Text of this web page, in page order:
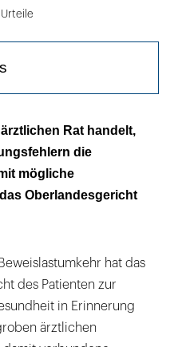
Urteile
Klinik eigenmächtig
Behandlungsfehler auf
Rat handelt,
die
mögliche
Oberlandesgericht
hat das
des Patienten zur
in Erinnerung
ärztlichen